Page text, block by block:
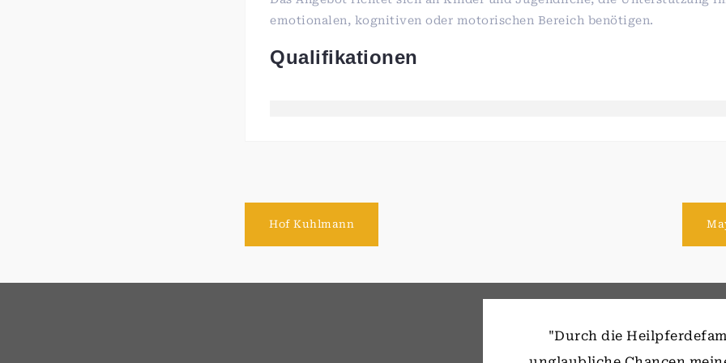
emotionalen, kognitiven oder motorischen Bereich benötigen.
Qualifikationen
Hof Kuhlmann
"Durch die